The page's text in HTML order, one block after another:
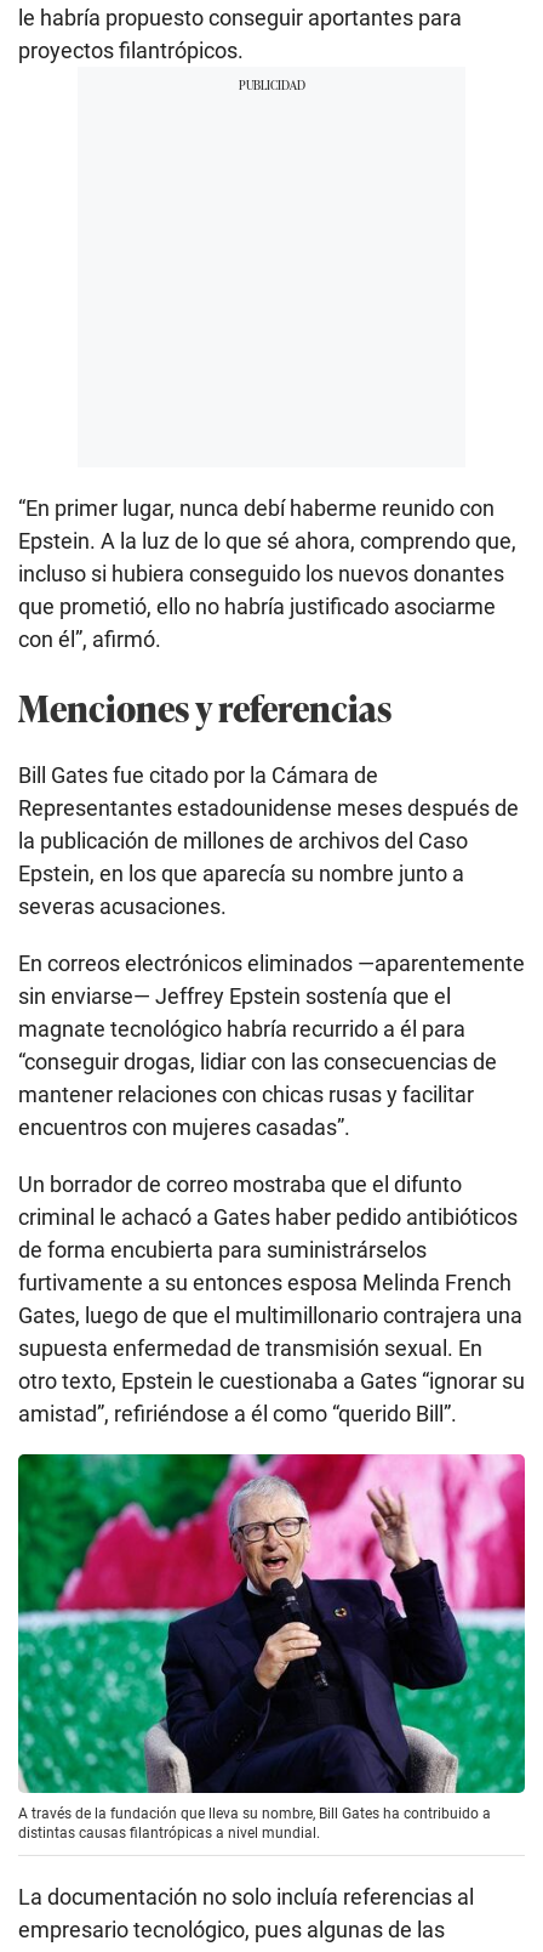
le habría propuesto conseguir aportantes para
proyectos filantrópicos.
“En primer lugar, nunca debí haberme reunido con
Epstein. A la luz de lo que sé ahora, comprendo que,
incluso si hubiera conseguido los nuevos donantes
que prometió, ello no habría justificado asociarme
con él”, afirmó.
Menciones y referencias
Bill Gates fue citado por la Cámara de
Representantes estadounidense meses después de
la publicación de millones de archivos del Caso
Epstein, en los que aparecía su nombre junto a
severas acusaciones.
En correos electrónicos eliminados —aparentemente
sin enviarse— Jeffrey Epstein sostenía que el
magnate tecnológico habría recurrido a él para
“conseguir drogas, lidiar con las consecuencias de
mantener relaciones con chicas rusas y facilitar
encuentros con mujeres casadas”.
Un borrador de correo mostraba que el difunto
criminal le achacó a Gates haber pedido antibióticos
de forma encubierta para suministrárselos
furtivamente a su entonces esposa Melinda French
Gates, luego de que el multimillonario contrajera una
supuesta enfermedad de transmisión sexual. En
otro texto, Epstein le cuestionaba a Gates “ignorar su
amistad”, refiriéndose a él como “querido Bill”.
A través de la fundación que lleva su nombre, Bill Gates ha contribuido a
distintas causas filantrópicas a nivel mundial.
La documentación no solo incluía referencias al
empresario tecnológico, pues algunas de las